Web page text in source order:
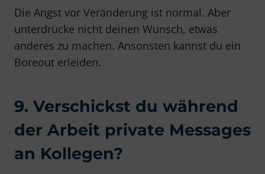
Die Angst vor Veränderung ist normal. Aber
unterdrücke nicht deinen Wunsch, etwas
anderes zu machen. Ansonsten kannst du ein
Boreout erleiden.
9. Verschickst du während
der Arbeit private Messages
an Kollegen?